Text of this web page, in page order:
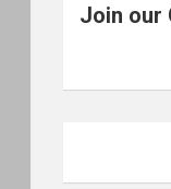
Join our